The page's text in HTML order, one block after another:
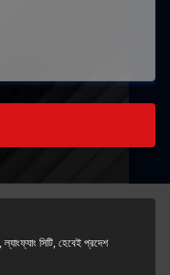
সিটি, হেবেই প্রদেশ